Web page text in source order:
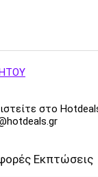
στο
Εκπτώσεις